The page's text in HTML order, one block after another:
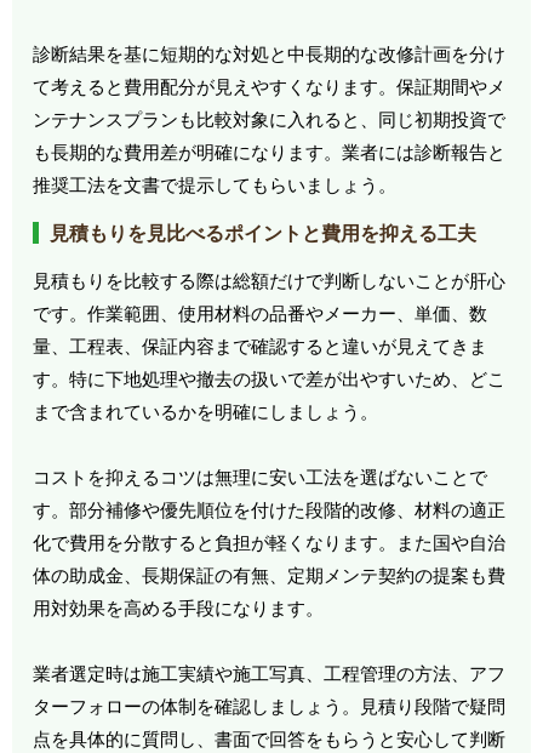
診断結果を基に短期的な対処と中長期的な改修計画を分け
て考えると費用配分が見えやすくなります。保証期間やメ
ンテナンスプランも比較対象に入れると、同じ初期投資で
も長期的な費用差が明確になります。業者には診断報告と
推奨工法を文書で提示してもらいましょう。
見積もりを見比べるポイントと費用を抑える工夫
見積もりを比較する際は総額だけで判断しないことが肝心
です。作業範囲、使用材料の品番やメーカー、単価、数
量、工程表、保証内容まで確認すると違いが見えてきま
す。特に下地処理や撤去の扱いで差が出やすいため、どこ
まで含まれているかを明確にしましょう。
コストを抑えるコツは無理に安い工法を選ばないことで
す。部分補修や優先順位を付けた段階的改修、材料の適正
化で費用を分散すると負担が軽くなります。また国や自治
体の助成金、長期保証の有無、定期メンテ契約の提案も費
用対効果を高める手段になります。
業者選定時は施工実績や施工写真、工程管理の方法、アフ
ターフォローの体制を確認しましょう。見積り段階で疑問
点を具体的に質問し、書面で回答をもらうと安心して判断